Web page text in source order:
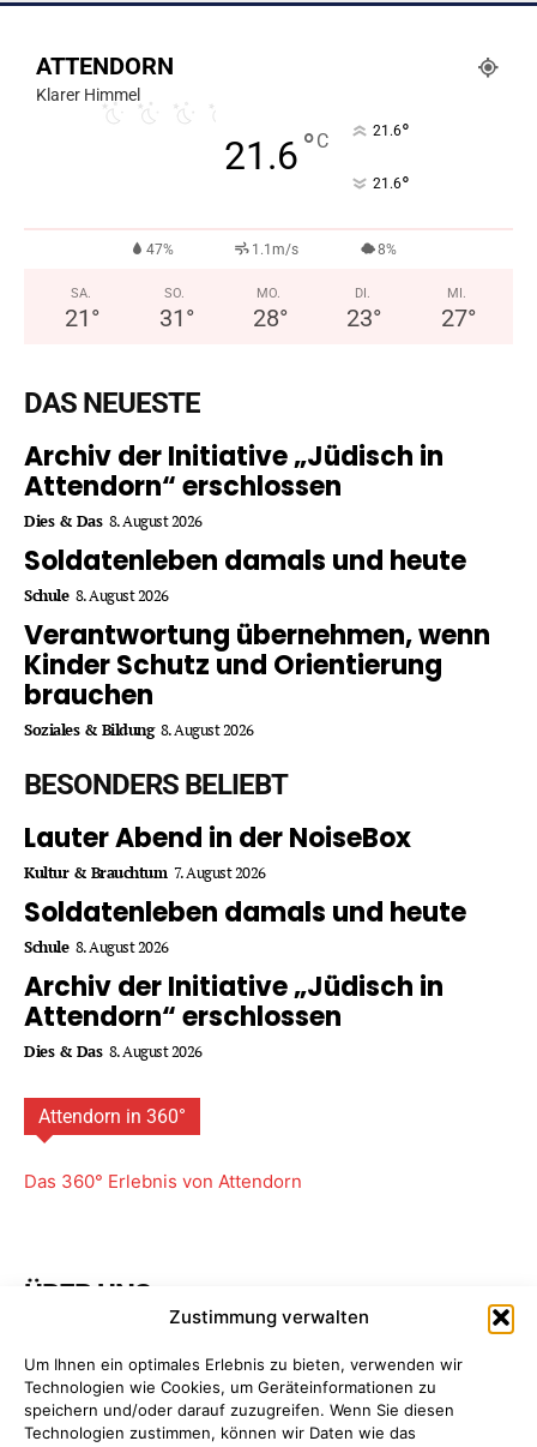
Zustimmung verwalten
Um Ihnen ein optimales Erlebnis zu bieten, verwenden wir
Technologien wie Cookies, um Geräteinformationen zu
speichern und/oder darauf zuzugreifen. Wenn Sie diesen
Technologien zustimmen, können wir Daten wie das
ATTENDORN
Klarer Himmel
21.6°C 21.6°
21.6°
47% 1.1m/s 8%
SA.
21 °
SO.
31 °
MO.
28°
DI.
23°
MI.
27°
DAS NEUESTE
Archiv der Initiative „Jüdisch in
Attendorn“ erschlossen
Dies & Das 8. August 2026
Soldatenleben damals und heute
Schule 8. August 2026
Verantwortung übernehmen, wenn
Kinder Schutz und Orientierung
brauchen
Soziales & Bildung 8. August 2026
BESONDERS BELIEBT
Lauter Abend in der NoiseBox
Kultur & Brauchtum 7. August 2026
Soldatenleben damals und heute
Schule 8. August 2026
Archiv der Initiative „Jüdisch in
Attendorn“ erschlossen
Dies & Das 8. August 2026
Attendorn in 360°
Das 360° Erlebnis von Attendorn
ÜBER UNS
+ MEDIA- Attendorn, Paderborn. Wir bieten Ihnen
maßgeschneiderte Komplettpakete für Ihre
Unternehmens­kommunikation. So sparen Sie Zeit, Geld